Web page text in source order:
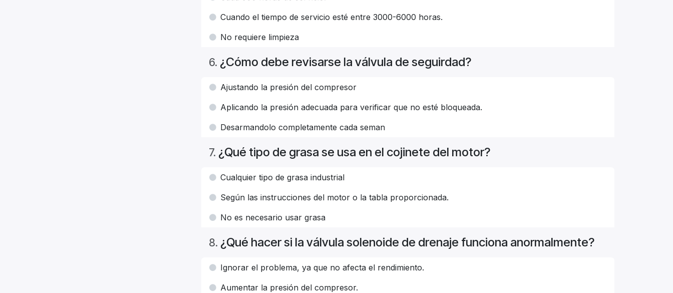
Cuando el tiempo de servicio esté entre 3000-6000 horas.
No requiere limpieza
6. ¿Cómo debe revisarse la válvula de seguirdad?
Ajustando la presión del compresor
Aplicando la presión adecuada para verificar que no esté bloqueada.
Desarmandolo completamente cada seman
7. ¿Qué tipo de grasa se usa en el cojinete del motor?
Cualquier tipo de grasa industrial
Según las instrucciones del motor o la tabla proporcionada.
No es necesario usar grasa
8. ¿Qué hacer si la válvula solenoide de drenaje funciona anormalmente?
Ignorar el problema, ya que no afecta el rendimiento.
Aumentar la presión del compresor.